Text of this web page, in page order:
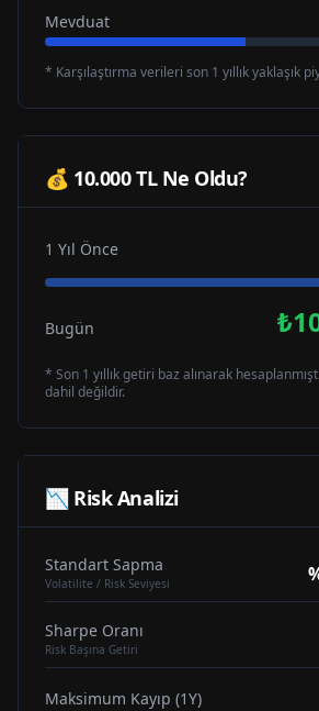
Mevduat
* Karşılaştırma verileri son 1 yıllık yaklaşık
💰 10.000 TL Ne Oldu?
1 Yıl Önce
Bugün
* Son 1 yıllık getiri baz alınarak
dahil değildir.
📉 Risk Analizi
Standart Sapma
Volatilite / Risk Seviyesi
Sharpe Oranı
Risk Başına Getiri
Maksimum Kayıp (1Y)